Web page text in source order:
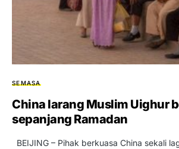
SEMASA
China larang Muslim Uighur
sepanjang Ramadan
BEIJING – Pihak berkuasa China sekali